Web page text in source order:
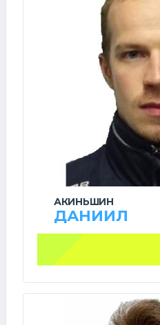
АКИНЬШИН
ДАНИИЛ